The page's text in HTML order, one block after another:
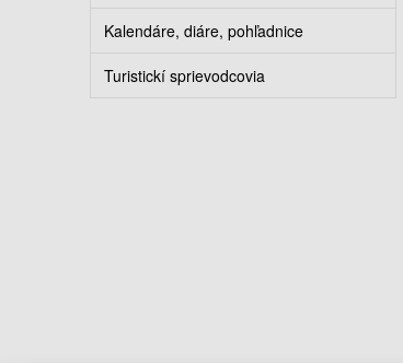
Kalendáre, diáre, pohľadnice
Turistickí sprievodcovia